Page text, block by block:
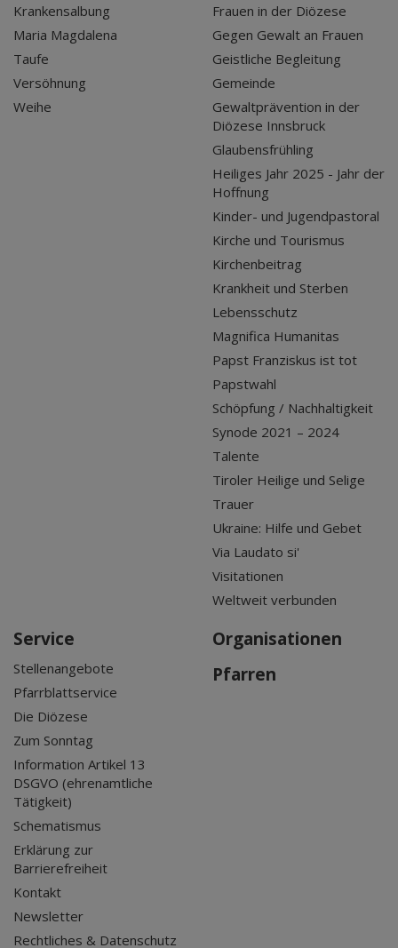
Krankensalbung
Maria Magdalena
Taufe
Versöhnung
Weihe
Frauen in der Diözese
Gegen Gewalt an Frauen
Geistliche Begleitung
Gemeinde
Gewaltprävention in der
Diözese Innsbruck
Glaubensfrühling
Heiliges Jahr 2025 - Jahr der
Hoffnung
Kinder- und Jugendpastoral
Kirche und Tourismus
Kirchenbeitrag
Krankheit und Sterben
Lebensschutz
Magnifica Humanitas
Papst Franziskus ist tot
Papstwahl
Schöpfung / Nachhaltigkeit
Synode 2021 – 2024
Talente
Tiroler Heilige und Selige
Trauer
Ukraine: Hilfe und Gebet
Via Laudato si'
Visitationen
Weltweit verbunden
Service
Stellenangebote
Pfarrblattservice
Die Diözese
Zum Sonntag
Information Artikel 13
DSGVO (ehrenamtliche
Tätigkeit)
Schematismus
Erklärung zur
Barrierefreiheit
Kontakt
Newsletter
Rechtliches & Datenschutz
Organisationen
Pfarren